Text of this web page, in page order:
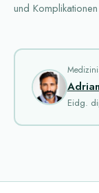
und
Eidg.